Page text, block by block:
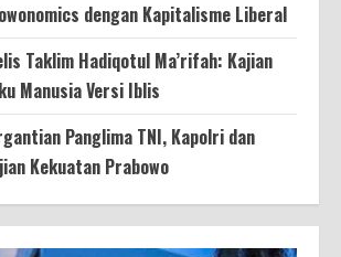
dengan Kapitalisme Liberal
Taklim Hadiqotul Ma’rifah: Kajian
Manusia Versi Iblis
Panglima TNI, Kapolri dan
Kekuatan Prabowo